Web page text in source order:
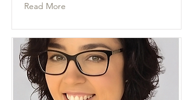
Read More